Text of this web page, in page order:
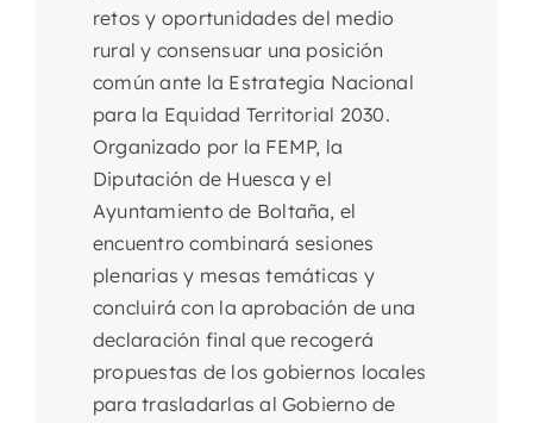
retos y oportunidades del medio
rural y consensuar una posición
común ante la Estrategia Nacional
para la Equidad Territorial 2030.
Organizado por la FEMP, la
Diputación de Huesca y el
Ayuntamiento de Boltaña, el
encuentro combinará sesiones
plenarias y mesas temáticas y
concluirá con la aprobación de una
declaración final que recogerá
propuestas de los gobiernos locales
para trasladarlas al Gobierno de